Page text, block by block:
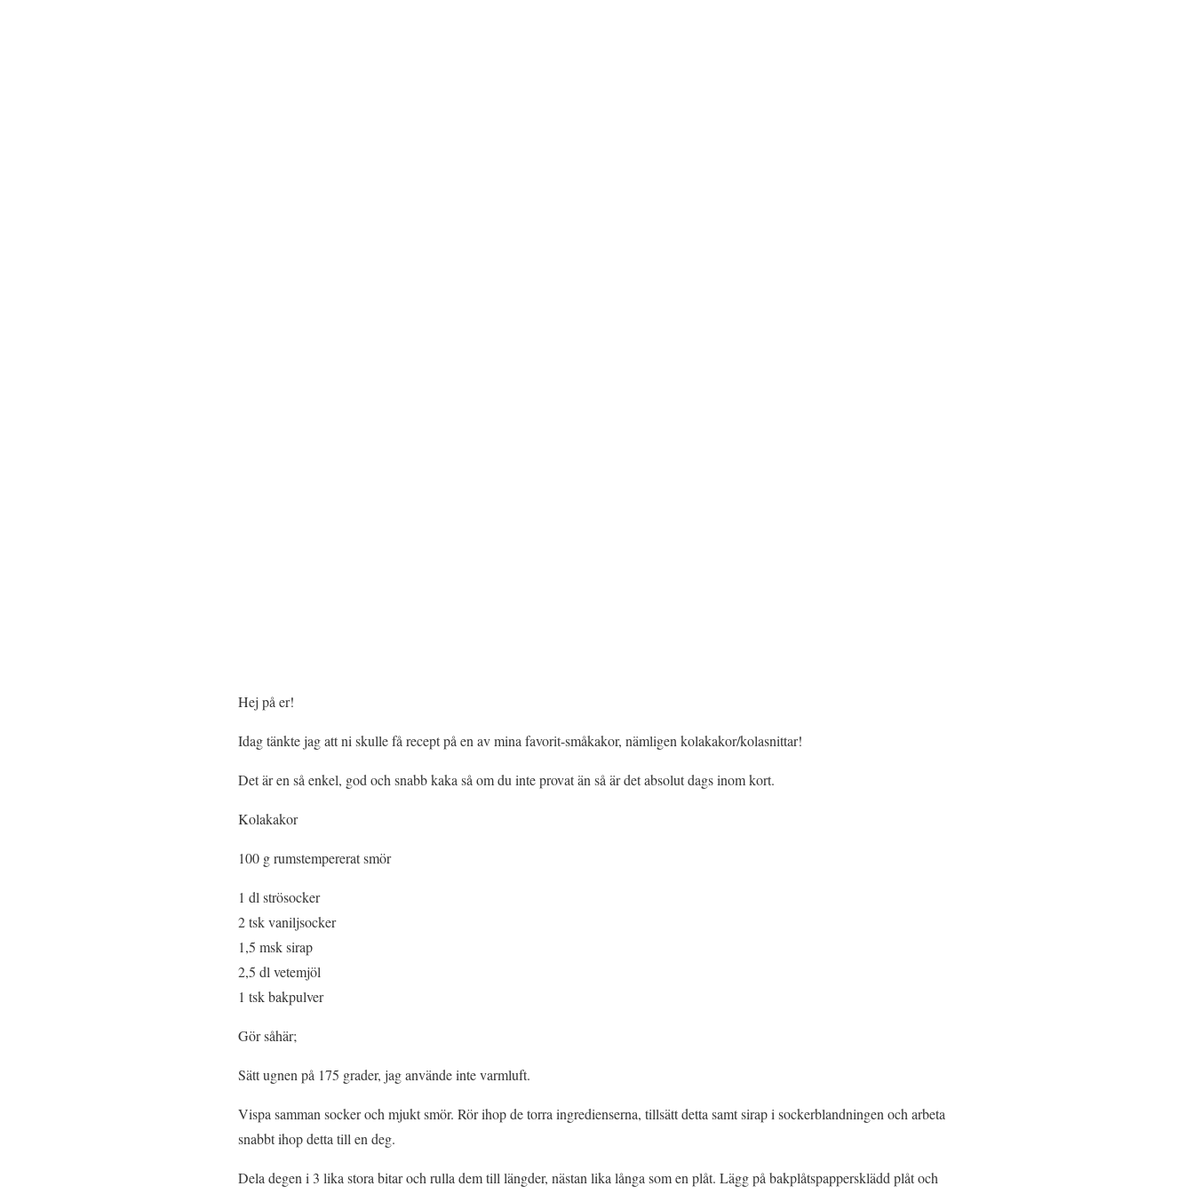
Hej på er!
Idag tänkte jag att ni skulle få recept på en av mina favorit-småkakor, nämligen kolakakor/kolasnittar!
Det är en så enkel, god och snabb kaka så om du inte provat än så är det absolut dags inom kort.
Kolakakor
100 g rumstempererat smör
1 dl strösocker
2 tsk vaniljsocker
1,5 msk sirap
2,5 dl vetemjöl
1 tsk bakpulver
Gör såhär;
Sätt ugnen på 175 grader, jag använde inte varmluft.
Vispa samman socker och mjukt smör. Rör ihop de torra ingredienserna, tillsätt detta samt sirap i sockerblandningen och arbeta
snabbt ihop detta till en deg.
Dela degen i 3 lika stora bitar och rulla dem till längder, nästan lika långa som en plåt. Lägg på bakplåtspappersklädd plåt och